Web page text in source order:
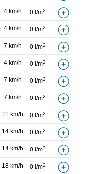
4 km/h 0 l/m2
4 km/h 0 l/m2
7 km/h 0 l/m2
4 km/h 0 l/m2
7 km/h 0 l/m2
7 km/h 0 l/m2
11 km/h 0 l/m2
14 km/h 0 l/m2
14 km/h 0 l/m2
18 km/h 0 l/m2